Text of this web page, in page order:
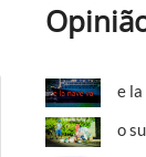
e la
o